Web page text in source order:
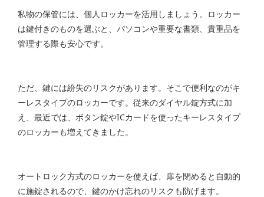
私物の保管には、個人ロッカーを活用しましょう。ロッカー
は鍵付きのものを選ぶと、パソコンや重要な書類、貴重品を
管理する際も安心です。
ただ、鍵には紛失のリスクがあります。そこで便利なのがキ
ーレスタイプのロッカーです。従来のダイヤル錠方式に加
え、最近では、ボタン錠やICカードを使ったキーレスタイプ
のロッカーも増えてきました。
オートロック方式のロッカーを使えば、扉を閉めると自動的
に施錠されるので、鍵のかけ忘れのリスクも防げます。